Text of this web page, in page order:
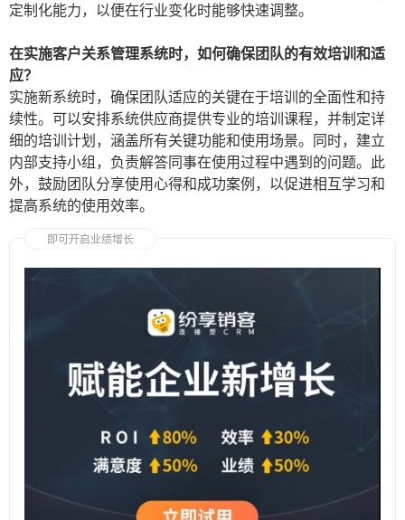
定制化能力，以便在行业变化时能够快速调整。
在实施客户关系管理系统时，如何确保团队的有效培训和适
应？
实施新系统时，确保团队适应的关键在于培训的全面性和持
续性。可以安排系统供应商提供专业的培训课程，并制定详
细的培训计划，涵盖所有关键功能和使用场景。同时，建立
内部支持小组，负责解答同事在使用过程中遇到的问题。此
外，鼓励团队分享使用心得和成功案例，以促进相互学习和
提高系统的使用效率。
即可开启业绩增长